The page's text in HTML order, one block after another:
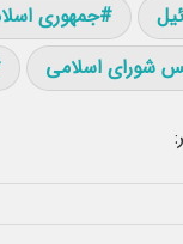
جمهوری
شورای اسلامی